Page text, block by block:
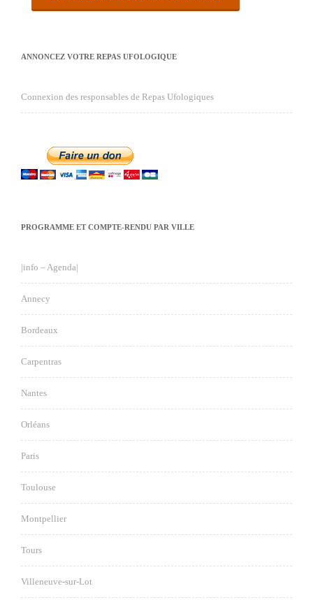
ANNONCEZ VOTRE REPAS UFOLOGIQUE
Connexion des responsables de Repas Ufologiques
PROGRAMME ET COMPTE-RENDU PAR VILLE
|info – Agenda|
Annecy
Bordeaux
Carpentras
Nantes
Orléans
Paris
Toulouse
Montpellier
Tours
Villeneuve-sur-Lot